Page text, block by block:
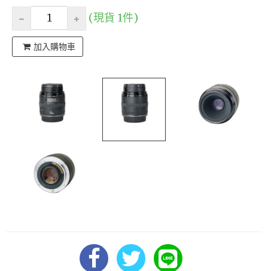
(現貨 1件)
加入購物車